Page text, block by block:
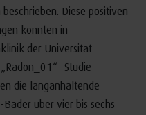
Diese positiven
konnten in
der Universität
Studie
die langanhaltende
über vier bis sechs